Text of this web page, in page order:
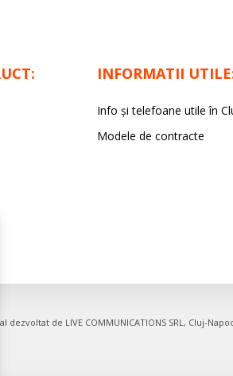
INFORMATII
Info și telefoane utile în
Modele de contracte
dezvoltat de LIVE COMMUNICATIONS SRL, Cluj-